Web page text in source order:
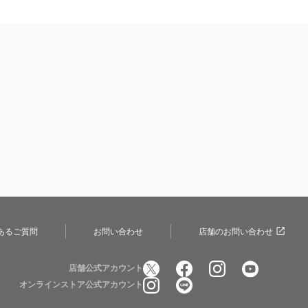
るご質問 お問い合わせ 店舗のお問い合わせ
店舗公式アカウント
オンラインストア公式アカウント